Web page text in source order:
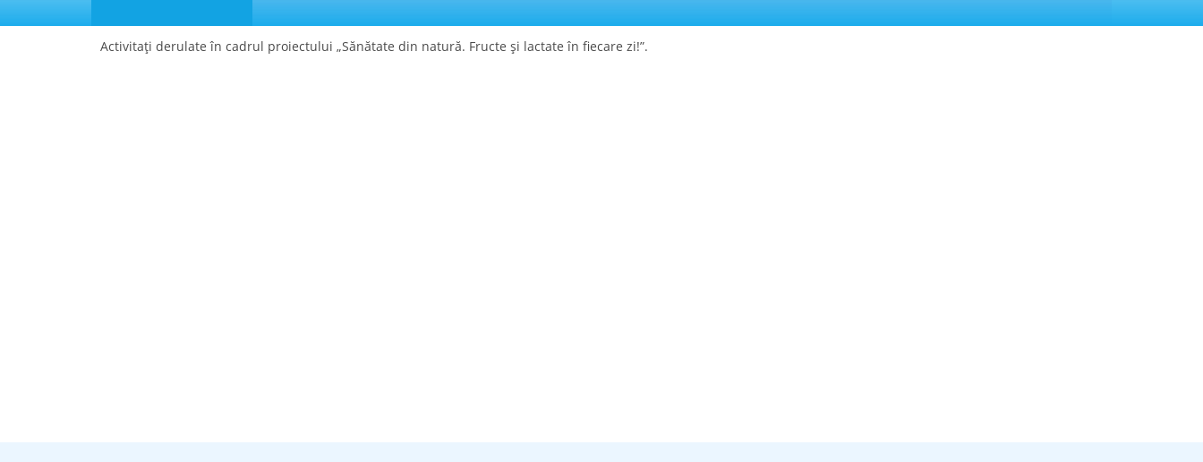
Activitați derulate în cadrul proiectului „Sănătate din natură. Fructe și lactate în fiecare zi!”.